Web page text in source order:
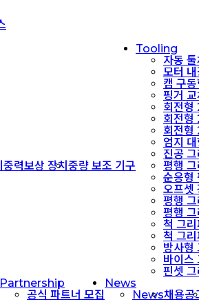
중력보상 장치 중량 보조 기구
Tooling
자동
모터
캠 구
핑거
회전형
회전형
회전
엄지
진공
평행
순응형
오프셋
평행
평행
척 그
척 그
방사형
바이스
핀셋 그
Partnership
공식 파트너 모집
News
News채용공